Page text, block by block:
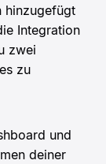
hinzugefügt
Integration
zwei
zu
und
deiner